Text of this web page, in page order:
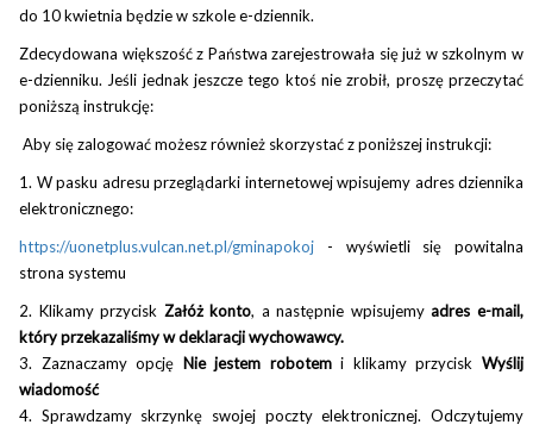
do 10 kwietnia będzie w szkole e-dziennik.
Zdecydowana większość z Państwa zarejestrowała się już w szkolnym w
e-dzienniku. Jeśli jednak jeszcze tego ktoś nie zrobił, proszę przeczytać
poniższą instrukcję:
Aby się zalogować możesz również skorzystać z poniższej instrukcji:
1. W pasku adresu przeglądarki internetowej wpisujemy adres dziennika
elektronicznego:
https://uonetplus.vulcan.net.pl/gminapokoj - wyświetli się powitalna
strona systemu
2. Klikamy przycisk Załóż konto, a następnie wpisujemy adres e-mail,
który przekazaliśmy w deklaracji wychowawcy.
3. Zaznaczamy opcję Nie jestem robotemi klikamy przyciskWyślij
wiadomość
4. Sprawdzamy skrzynkę swojej poczty elektronicznej. Odczytujemy